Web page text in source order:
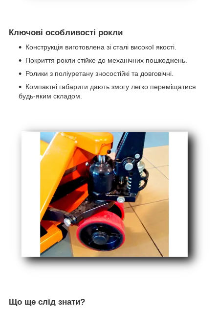
Ключові особливості рокли
Конструкція виготовлена зі сталі високої якості.
Покриття рокли стійке до механічних пошкоджень.
Ролики з поліуретану зносостійкі та довговічні.
Компактні габарити дають змогу легко переміщатися
будь-яким складом.
Що ще слід знати?